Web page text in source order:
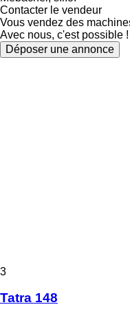
Contacter le vendeur
Vous vendez des
Avec nous, c'est possible !
Déposer une annonce
3
Tatra 148